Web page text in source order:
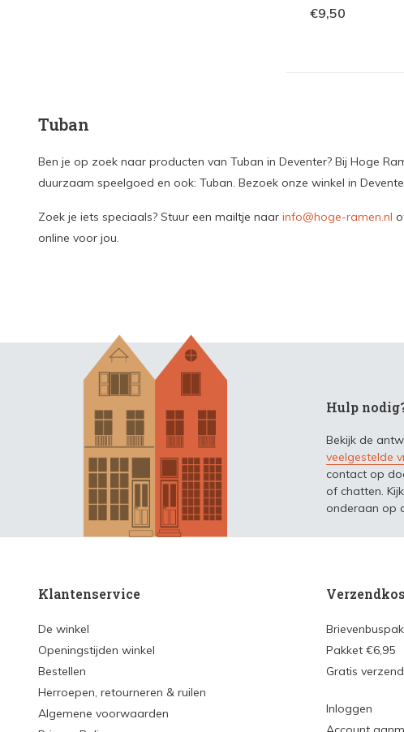
€9,50
Tuban
Ben je op zoek naar producten van Tuban in Deventer? Bij Hoge
duurzaam speelgoed en ook: Tuban. Bezoek onze winkel in
Zoek je iets speciaals? Stuur een mailtje naar info@hoge-ramen.nl
online voor jou.
Hulp
Bekijk de
veelgestelde
contact op
of chatten.
onderaan op
Klantenservice
De winkel
Openingstijden winkel
Bestellen
Herroepen, retourneren & ruilen
Algemene voorwaarden
Pakket €6,95
Gratis
Inloggen